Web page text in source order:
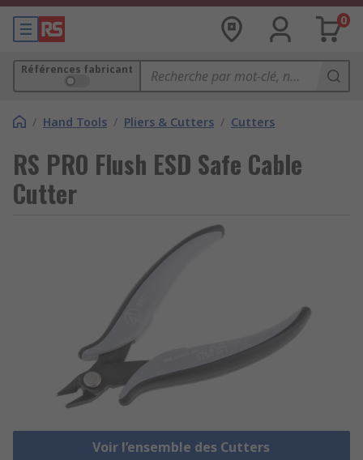
0
Références fabricant
/ Hand Tools / Pliers & Cutters / Cutters
RS PRO Flush ESD Safe Cable
Cutter
Voir l’ensemble des Cutters